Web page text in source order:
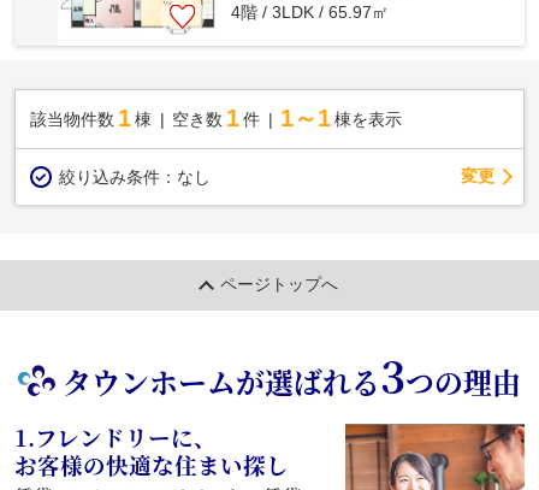
4階 / 3LDK / 65.97㎡
該当物件数 1棟 空き数 1 件 1～1 棟を表示
絞り込み条件： なし 変更
ページトップへ
タウンホームが選ばれる3つの理由
1.フレンドリーに、
お客様の快適な住まい探し